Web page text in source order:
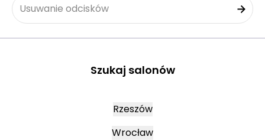
Usuwanie odcisków
Szukaj salonów
Rzeszów
Wrocław